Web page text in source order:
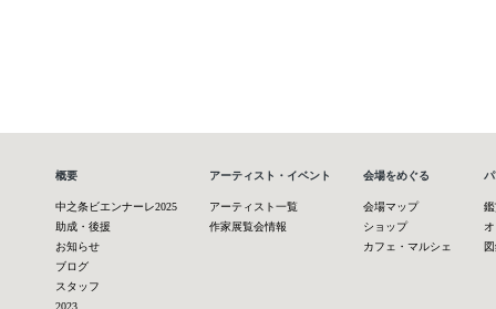
概要
中之条ビエンナーレ2025
助成・後援
お知らせ
ブログ
スタッフ
2023
アーティスト・イベント
アーティスト一覧
作家展覧会情報
会場をめぐる
会場マップ
ショップ
カフェ・マルシェ